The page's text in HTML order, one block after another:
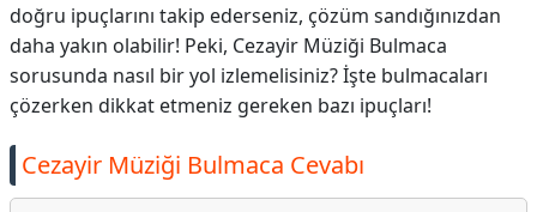
doğru ipuçlarını takip ederseniz, çözüm sandığınızdan
daha yakın olabilir! Peki, Cezayir Müziği Bulmaca
sorusunda nasıl bir yol izlemelisiniz? İşte bulmacaları
çözerken dikkat etmeniz gereken bazı ipuçları!
Cezayir Müziği Bulmaca Cevabı